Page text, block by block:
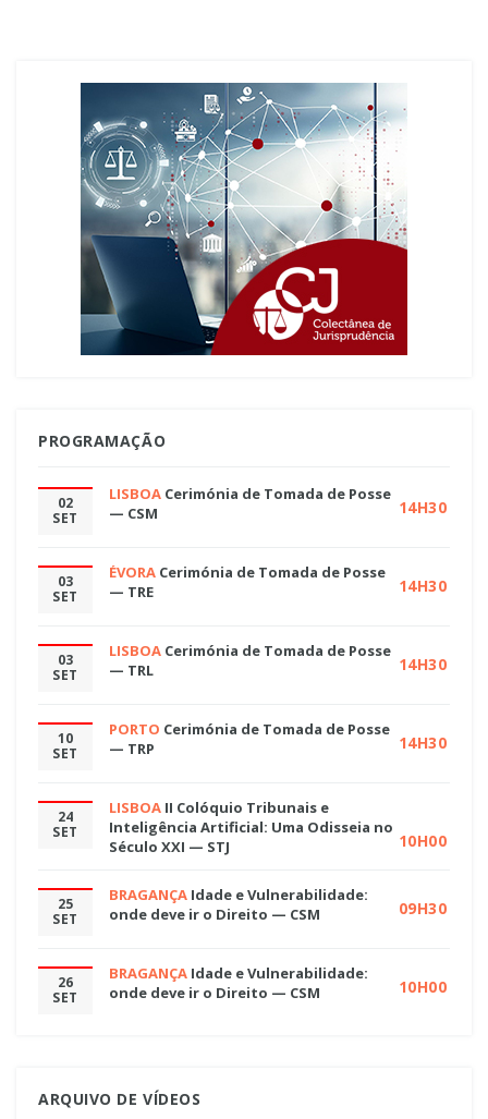
PROGRAMAÇÃO
02
SET
LISBOA Cerimónia de Tomada de Posse
— CSM
14H30
03
SET
ÉVORA Cerimónia de Tomada de Posse
— TRE
14H30
03
SET
LISBOA Cerimónia de Tomada de Posse
— TRL
14H30
10
SET
PORTO Cerimónia de Tomada de Posse
— TRP
14H30
24
SET
LISBOA II Colóquio Tribunais e
Inteligência Artificial: Uma Odisseia no
Século XXI — STJ
10H00
25
SET
BRAGANÇA Idade e Vulnerabilidade:
onde deve ir o Direito — CSM
09H30
26
SET
BRAGANÇA Idade e Vulnerabilidade:
onde deve ir o Direito — CSM
10H00
ARQUIVO DE VÍDEOS